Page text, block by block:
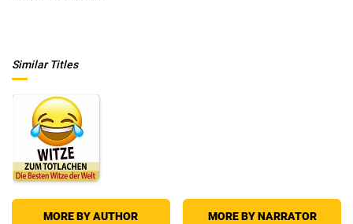
Similar Titles
MORE BY AUTHOR MORE BY NARRATOR